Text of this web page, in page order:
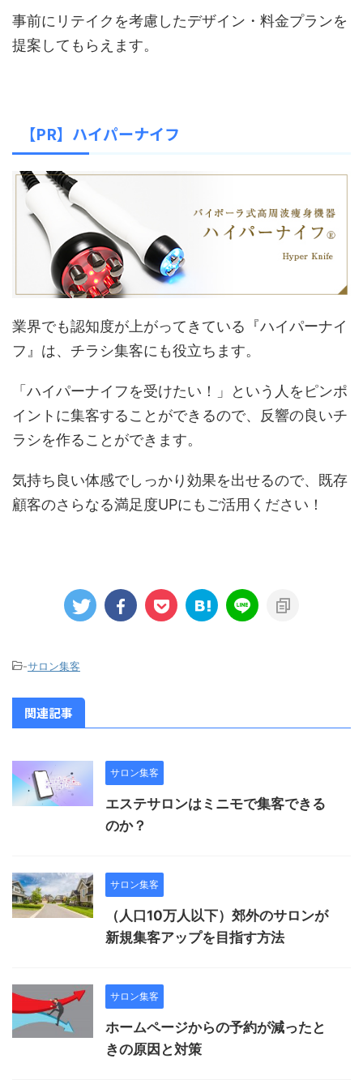
事前にリテイクを考慮したデザイン・料金プランを
提案してもらえます。
【PR】ハイパーナイフ
業界でも認知度が上がってきている『ハイパーナイ
フ』は、チラシ集客にも役立ちます。
「ハイパーナイフを受けたい！」という人をピンポ
イントに集客することができるので、反響の良いチ
ラシを作ることができます。
気持ち良い体感でしっかり効果を出せるので、既存
顧客のさらなる満足度UPにもご活用ください！
-サロン集客
関連記事
サロン集客
エステサロンはミニモで集客できる
のか？
サロン集客
（人口10万人以下）郊外のサロンが
新規集客アップを目指す方法
サロン集客
ホームページからの予約が減ったと
きの原因と対策